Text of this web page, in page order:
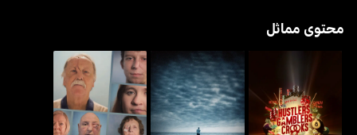
محتوى مماثل
المحتالون والمقامرون
والمحتالون
هارد تايمز: لوست أون لونغ
آيلاند
ذا فيس دوكتورز